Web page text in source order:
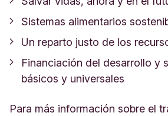
Sistemas alimentarios
Un reparto justo de los
Financiación del desarrollo y
básicos y universales
Para más información sobre el